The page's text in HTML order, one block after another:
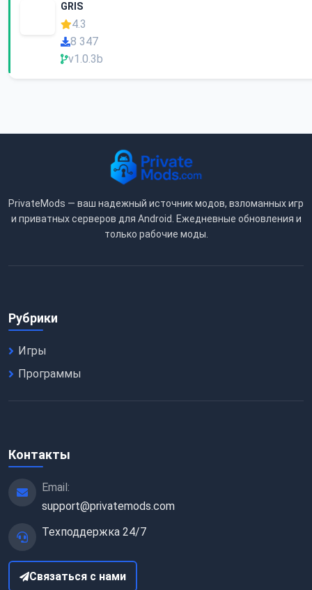
GRIS
4.3
8 347
v1.0.3b
PrivateMods — ваш надежный источник модов, взломанных игр
и приватных серверов для Android. Ежедневные обновления и
только рабочие моды.
Рубрики
Игры
Программы
Контакты
Email:
support@privatemods.com
Техподдержка 24/7
Связаться с нами